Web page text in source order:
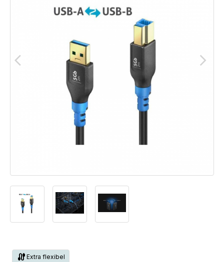
arrow_back_ios arrow_forward_ios
cable Extra flexibel